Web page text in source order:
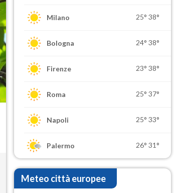
Milano 25° 38°
Bologna 24° 38°
Firenze 23° 38°
Roma 25° 37°
Napoli 25° 33°
Palermo 26° 31°
Meteo città europee